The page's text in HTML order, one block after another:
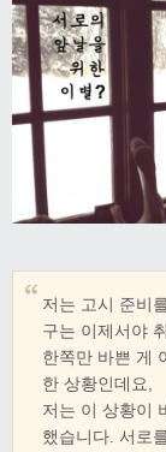
저는 고시 준비
구는 이제서야
한쪽만 바쁜 게
한 상황인데요,
저는 이 상황이
했습니다. 서로